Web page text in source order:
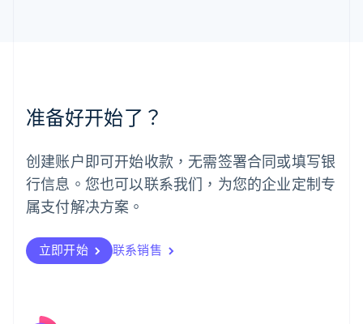
准备好开始了？
创建账户即可开始收款，无需签署合同或填写银
行信息。您也可以联系我们，为您的企业定制专
属支付解决方案。
立即开始 联系销售
墨西哥
EspañolEnglish
English
葡萄牙
PortuguêsEnglish
日本
瑞典
Svenska English
瑞士
English